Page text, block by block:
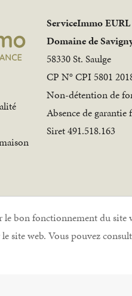
le bon fonctionnement du
site web. Vous pouvez
ServiceImmo EURL
Domaine de
58330 St. Saulge
CP N° CPI 5801
Non-détention de
Absence de garantie
Siret 491.518.163
|Mentions légales|